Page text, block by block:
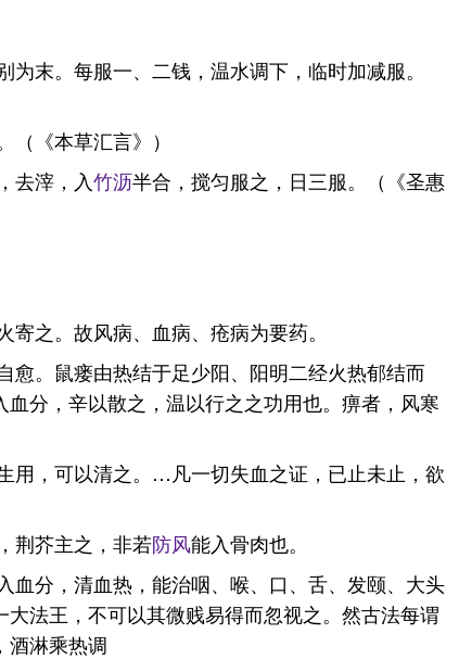
末。每服一、二钱，温水调下，临时加减服。
《本草汇言》）
去滓，入竹沥半合，搅匀服之，日三服。（《圣惠
之。故风病、血病、疮病为要药。
。鼠瘘由热结于足少阳、阳明二经火热郁结而
分，辛以散之，温以行之之功用也。痹者，风寒
，可以清之。…凡一切失血之证，已止未止，欲
荆芥主之，非若防风能入骨肉也。
分，清血热，能治咽、喉、口、舌、发颐、大头
法王，不可以其微贱易得而忽视之。然古法每谓
酒淋乘热调